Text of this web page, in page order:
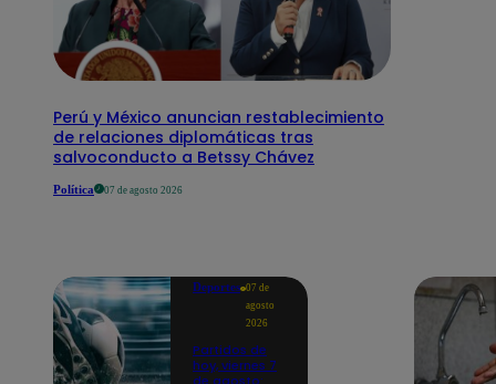
Perú y México anuncian restablecimiento
de relaciones diplomáticas tras
salvoconducto a Betssy Chávez
Política 07 de agosto 2026
Deportes 07 de
agosto
2026
Partidos de
hoy, viernes 7